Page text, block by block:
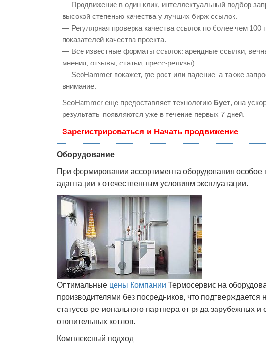
— Продвижение в один клик, интеллектуальный подбор
высокой степенью качества у лучших бирж ссылок.
— Регулярная проверка качества ссылок по более чем 100
показателей качества проекта.
— Все известные форматы ссылок: арендные ссылки,
мнения, отзывы, статьи, пресс-релизы).
— SeoHammer покажет, где рост или падение, а также
внимание.
SeoHammer еще предоставляет технологию Буст, она
результаты появляются уже в течение первых 7 дней.
Зарегистрироваться и Начать продвижение
Оборудование
При формировании ассортимента оборудования особое
адаптации к отечественным условиям эксплуатации.
Оптимальные цены Компании Термосервис на
производителями без посредников, что подтверждается
статусов регионального партнера от ряда зарубежных
отопительных котлов.
Комплексный подход